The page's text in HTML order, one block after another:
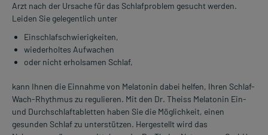
Arzt nach der Ursache für das Schlafproblem gesucht werden.
Leiden Sie gelegentlich unter
Einschlafschwierigkeiten,
wiederholtes Aufwachen
oder nicht erholsamen Schlaf,
kann Ihnen die Einnahme von Melatonin dabei helfen, Ihren Schlaf-
Wach-Rhythmus zu regulieren. Mit den Dr. Theiss Melatonin Ein-
und Durchschlaftabletten haben Sie die Möglichkeit, einen
gesunden Schlaf zu unterstützen. Hergestellt wird das